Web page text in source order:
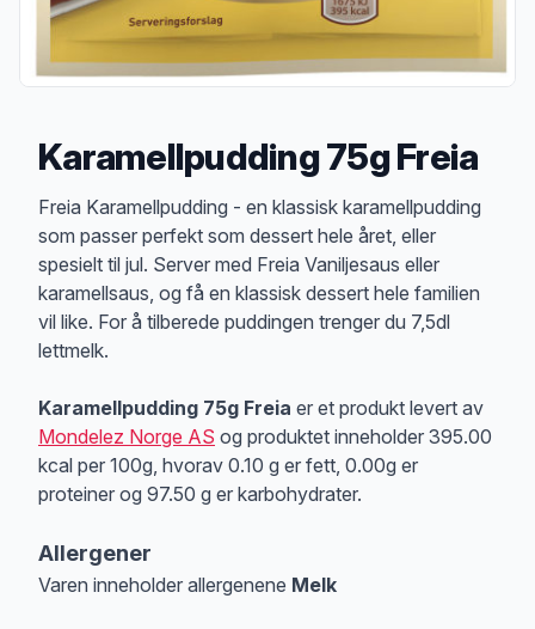
Karamellpudding 75g Freia
Produktbeskrivelse
Freia Karamellpudding - en klassisk karamellpudding
som passer perfekt som dessert hele året, eller
spesielt til jul. Server med Freia Vaniljesaus eller
karamellsaus, og få en klassisk dessert hele familien
vil like. For å tilberede puddingen trenger du 7,5dl
lettmelk.
Karamellpudding 75g Freia er et produkt levert av
Mondelez Norge AS og produktet inneholder 395.00
kcal per 100g, hvorav 0.10 g er fett, 0.00g er
proteiner og 97.50 g er karbohydrater.
Allergener
Varen inneholder allergenene Melk